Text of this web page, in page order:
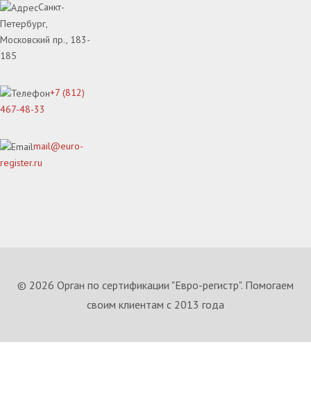
Санкт-
Петербург,
Московский пр., 183-
185
+7 (812)
467-48-33
mail@euro-
register.ru
© 2026 Орган по сертификации "Евро-регистр". Помогаем
своим клиентам с 2013 года